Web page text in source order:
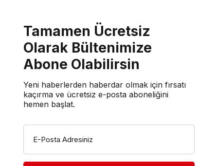
Tamamen Ücretsiz
Olarak Bültenimize
Abone Olabilirsin
Yeni haberlerden haberdar olmak için fırsatı
kaçırma ve ücretsiz e-posta aboneliğini
hemen başlat.
E-Posta Adresiniz